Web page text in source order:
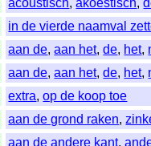
acoustisch,akoestisch,
in de vierde naamval
aan de,aan het,de, het,
aan de,aan het,de, het,
extra,op de koop toe
aan de grond raken,
aan de andere kant,